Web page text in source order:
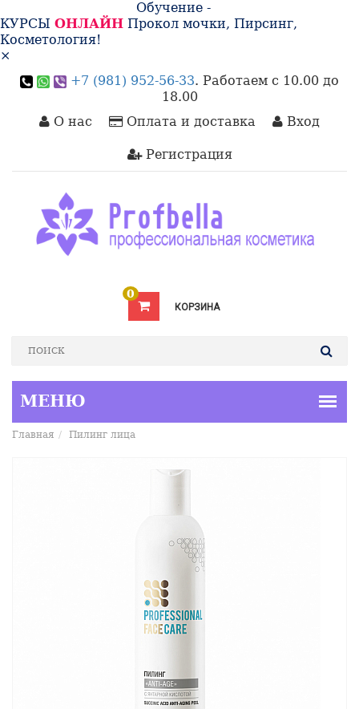
Обучение -
КУРСЫ ОНЛАЙН Прокол мочки, Пирсинг,
Косметология!
×
+7 (981) 952-56-33. Работаем с 10.00 до
18.00
О нас
Оплата и доставка Вход
Регистрация
КОРЗИНА
0
Главная Пилинг лица